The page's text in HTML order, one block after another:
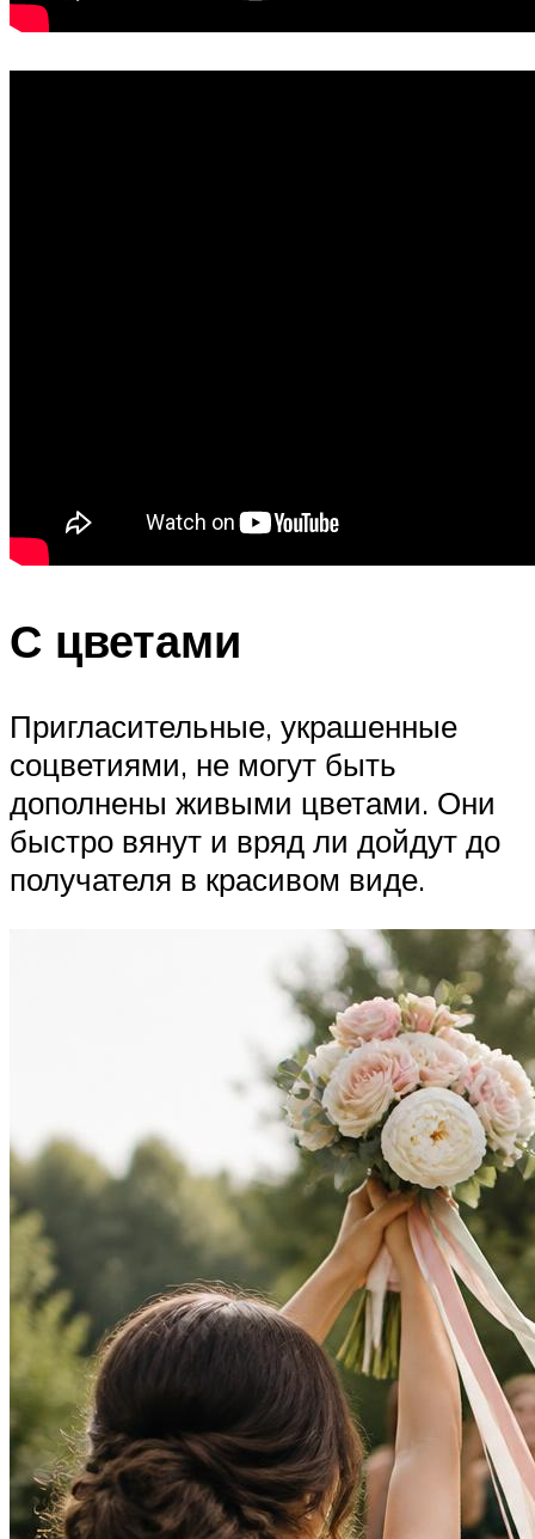
С цветами
Пригласительные, украшенные
соцветиями, не могут быть
дополнены живыми цветами. Они
быстро вянут и вряд ли дойдут до
получателя в красивом виде.